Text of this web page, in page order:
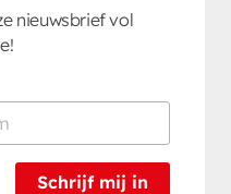
nieuwsbrief vol
Schrijf mij in